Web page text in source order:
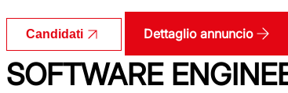
Candidati Dettaglio annuncio
SOFTWARE